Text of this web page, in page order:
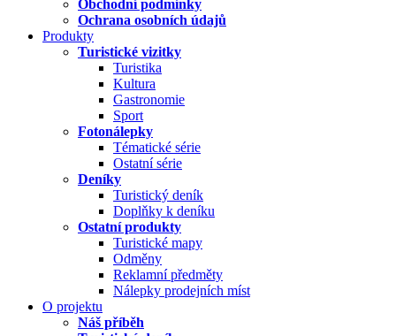
Obchodní podmínky
Ochrana osobních údajů
Produkty
Turistické vizitky
Turistika
Kultura
Gastronomie
Sport
Fotonálepky
Tématické série
Ostatní série
Deníky
Turistický deník
Doplňky k deníku
Ostatní produkty
Turistické mapy
Odměny
Reklamní předměty
Nálepky prodejních míst
O projektu
Náš příběh